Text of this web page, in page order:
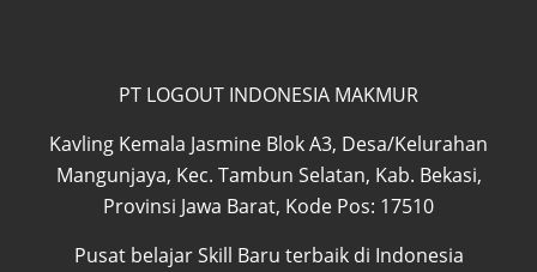
PT LOGOUT INDONESIA MAKMUR
Kavling Kemala Jasmine Blok A3, Desa/Kelurahan
Mangunjaya, Kec. Tambun Selatan, Kab. Bekasi,
Provinsi Jawa Barat, Kode Pos: 17510
Pusat belajar Skill Baru terbaik di Indonesia